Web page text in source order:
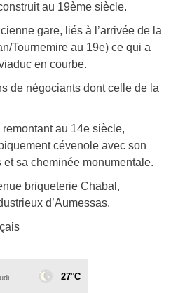
au 19ème siècle.
gare, liés à l’arrivée de la
Tournemire au 19e) ce qui a
en courbe.
de négociants dont celle de la
au 14e siècle,
cévenole avec son
sa cheminée monumentale.
briqueterie Chabal,
d’Aumessas.